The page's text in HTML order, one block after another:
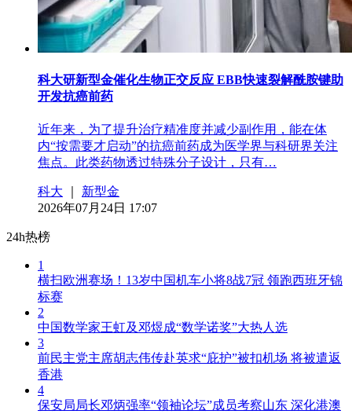
科大研新型金催化生物正交反应 EBB快速裂解酰胺键助
开发抗癌前药
近年来，为了提升治疗精准度并减少副作用，能在体
内“按需要才启动”的抗癌前药成为医学界与科研界关注
焦点。此类药物透过特殊分子设计，只有…
科大
新型金
2026年07月24日 17:07
24h热榜
1
横扫欧洲赛场！13岁中国机车小将8战7冠 领跑西班牙锦
标赛
2
中国数学家王虹及邓煜成“数学诺奖”大热人选
3
前民主党主席胡志伟传赴英求“庇护”被扣机场 将被遣返
香港
4
保安局局长邓炳强率“领袖论坛”成员考察山东 深化港澳